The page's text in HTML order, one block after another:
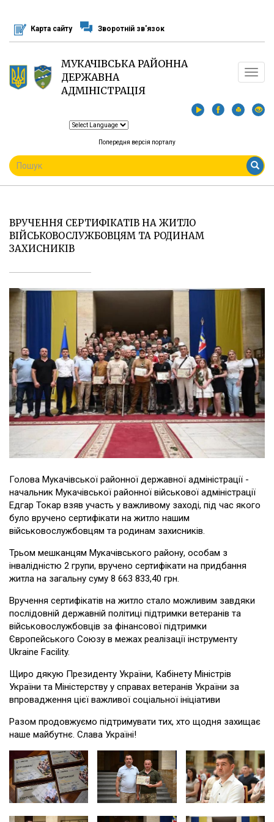
основного
матеріалу
Карта сайту Зворотній зв'язок
МУКАЧІВСЬКА РАЙОННА
ДЕРЖАВНА
АДМІНІСТРАЦІЯ
Toggle
Попередня версія порталу
ПОШУКОВА
ФОРМА
Пошук
ВРУЧЕННЯ СЕРТИФІКАТІВ НА ЖИТЛО
ВІЙСЬКОВОСЛУЖБОВЦЯМ ТА РОДИНАМ
ЗАХИСНИКІВ
Голова Мукачівської районної державної адміністрації -
начальник Мукачівської районної військової адміністрації
Едгар Токар взяв участь у важливому заході, під час якого
було вручено сертифікати на житло нашим
військовослужбовцям та родинам захисників.
Трьом мешканцям Мукачівського району, особам з
інвалідністю 2 групи, вручено сертифікати на придбання
житла на загальну суму 8 663 833,40 грн.
Вручення сертифікатів на житло стало можливим завдяки
послідовній державній політиці підтримки ветеранів та
військовослужбовців за фінансової підтримки
Європейського Союзу в межах реалізації інструменту
Ukraine Facility.
Щиро дякую Президенту України, Кабінету Міністрів
України та Міністерству у справах ветеранів України за
впровадження цієї важливої соціальної ініціативи
Разом продовжуємо підтримувати тих, хто щодня захищає
наше майбутнє. Слава Україні!